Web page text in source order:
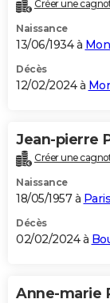
Créer une
Naissance
13/06/1934 à
Décès
12/02/2024 à
Jean-pierre
Créer une
Naissance
18/05/1957 à Paris
Décès
02/02/2024 à
Anne-marie